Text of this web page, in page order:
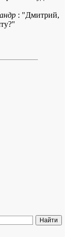
: "Дмитрий,